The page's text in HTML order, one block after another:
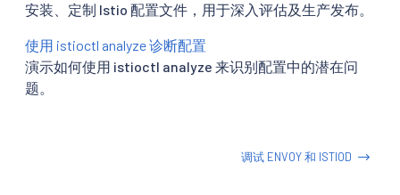
安装、定制 Istio 配置文件，用于深入评估及生产发布。
使用 istioctl analyze 诊断配置
演示如何使用 istioctl analyze 来识别配置中的潜在问
题。
调试 ENVOY 和 ISTIOD